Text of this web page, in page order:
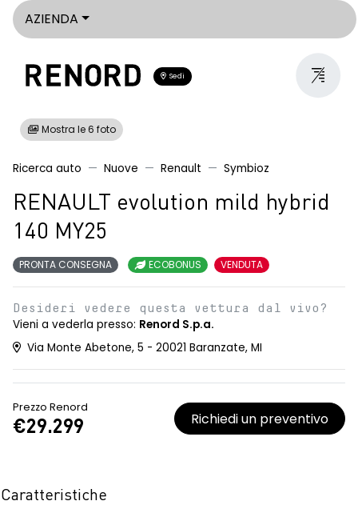
AZIENDA
Sedi
Mostra le 6 foto
Ricerca auto Nuove Renault Symbioz
RENAULT evolution mild hybrid
140 MY25
PRONTA CONSEGNA ECOBONUS VENDUTA
Desideri vedere questa vettura dal vivo?
Vieni a vederla presso: Renord S.p.a.
Via Monte Abetone, 5 - 20021 Baranzate, MI
Prezzo Renord
€29.299 Richiedi un preventivo
Caratteristiche